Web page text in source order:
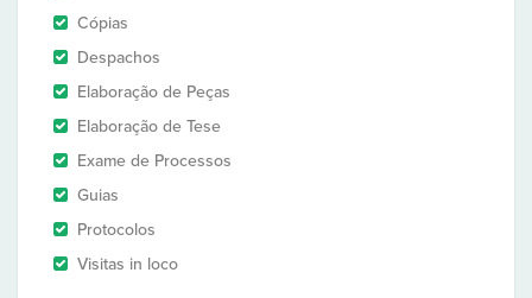
Cópias
Despachos
Elaboração de Peças
Elaboração de Tese
Exame de Processos
Guias
Protocolos
Visitas in loco